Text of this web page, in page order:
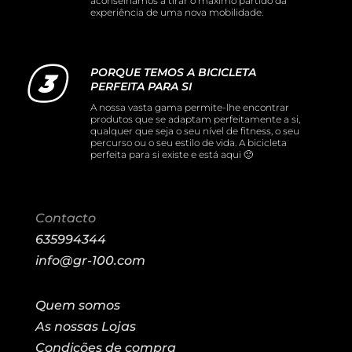
experiência de uma nova mobilidade.
PORQUE TEMOS A BICICLETA
PERFEITA PARA SI
A nossa vasta gama permite-lhe encontrar
produtos que se adaptam perfeitamente a si,
qualquer que seja o seu nível de fitness, o seu
percurso ou o seu estilo de vida. A bicicleta
perfeita para si existe e está aqui 🙂
Contacto
635994344
info@gr-100.com
Quem somos
As nossas Lojas
Condições de compra